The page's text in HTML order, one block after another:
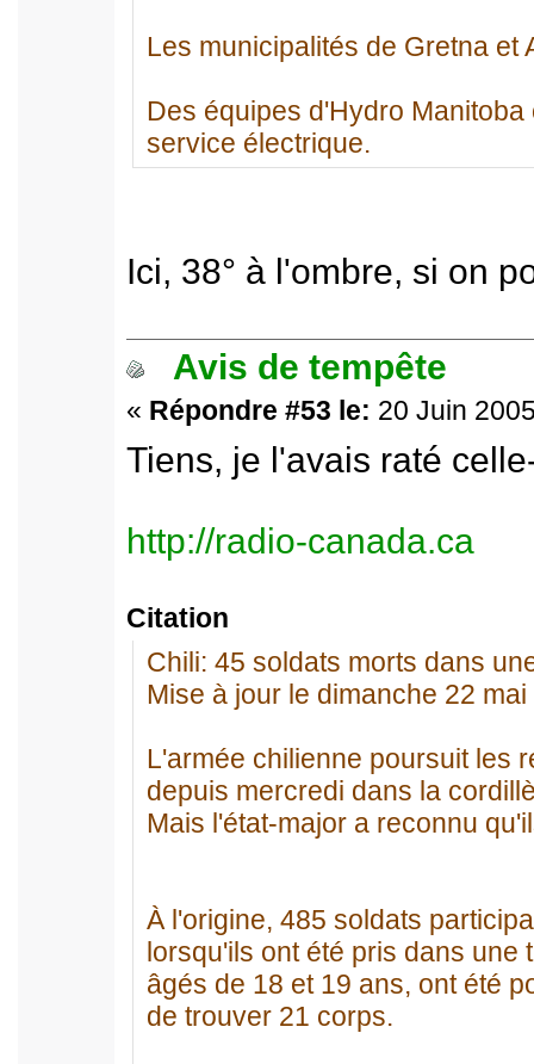
Les municipalités de Gretna et
Des équipes d'Hydro
service électrique.
Ici, 38° à l'ombre, si on
Avis de tempête
« Répondre #53 le: 20 Juin
Tiens, je l'avais raté
http://radio-canada.ca
Citation
Chili: 45 soldats morts dans
Mise à jour le dimanche 22
L'armée chilienne poursuit les
depuis mercredi dans la
Mais l'état-major a reconnu
À l'origine, 485 soldats
lorsqu'ils ont été pris dans
âgés de 18 et 19 ans, ont été
de trouver 21 corps.